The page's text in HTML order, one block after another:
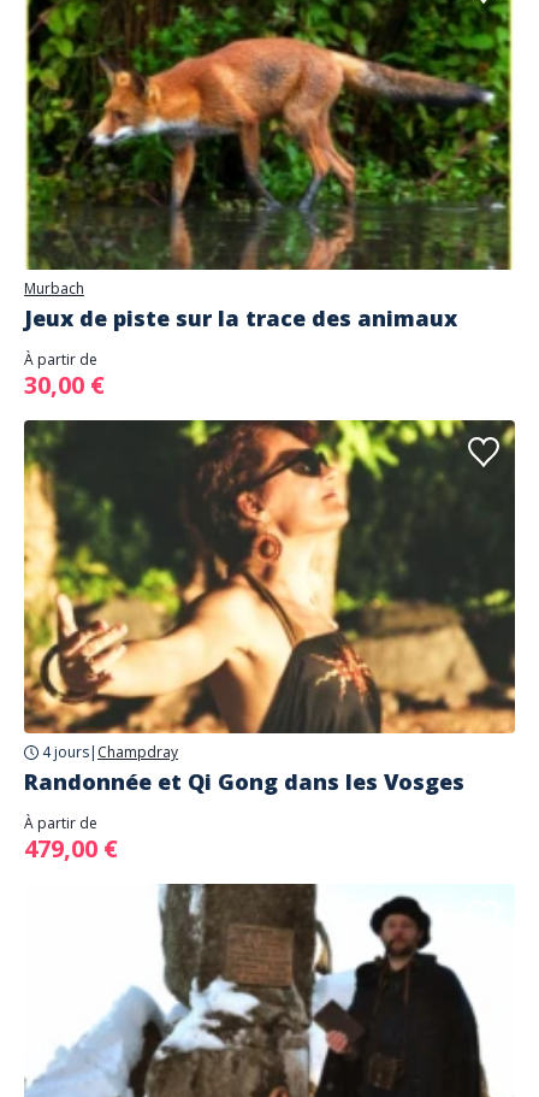
Murbach
Jeux de piste sur la trace des animaux
À partir de
30,00 €
4 jours| Champdray
Randonnée et Qi Gong dans les Vosges
À partir de
479,00 €